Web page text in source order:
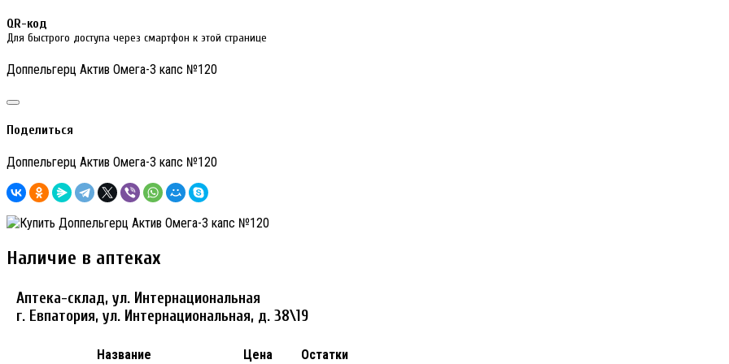
QR-код
Для быстрого доступа через смартфон к этой странице
Доппельгерц Актив Омега-3 капс №120
Поделиться
Доппельгерц Актив Омега-3 капс №120
Наличие в аптеках
Аптека-склад, ул. Интернациональная
г. Евпатория, ул. Интернациональная, д. 38\19
Название Цена Остатки